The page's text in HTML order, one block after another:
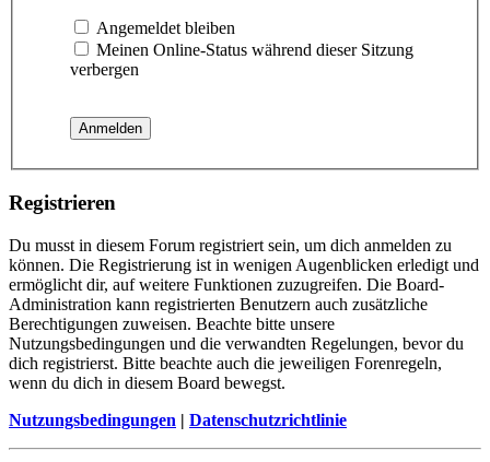
Angemeldet bleiben
Meinen Online-Status während dieser Sitzung
verbergen
Registrieren
Du musst in diesem Forum registriert sein, um dich anmelden zu
können. Die Registrierung ist in wenigen Augenblicken erledigt und
ermöglicht dir, auf weitere Funktionen zuzugreifen. Die Board-
Administration kann registrierten Benutzern auch zusätzliche
Berechtigungen zuweisen. Beachte bitte unsere
Nutzungsbedingungen und die verwandten Regelungen, bevor du
dich registrierst. Bitte beachte auch die jeweiligen Forenregeln,
wenn du dich in diesem Board bewegst.
Nutzungsbedingungen | Datenschutzrichtlinie